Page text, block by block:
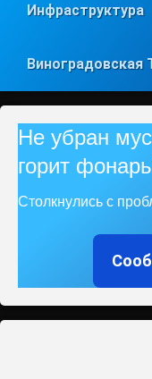
Инфраструктура
Виноградовская
Не убран
горит
Столкнулись с